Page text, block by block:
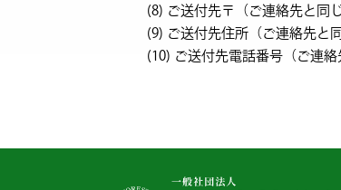
(8) ご送付先〒（ご連絡先と同
(9) ご送付先住所（ご連絡先と
(10) ご送付先電話番号（ご連